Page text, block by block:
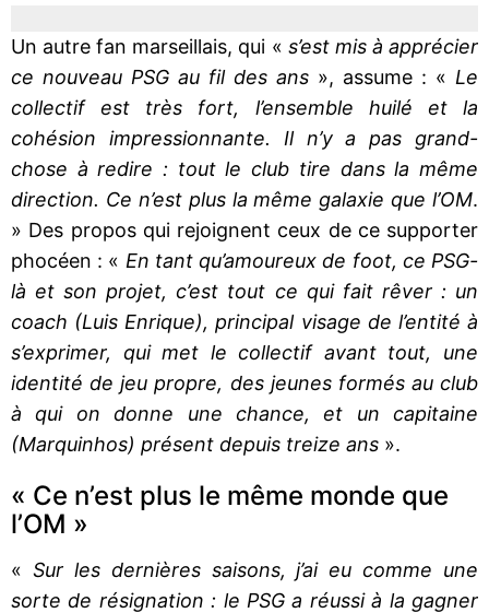
Un autre fan marseillais, qui « s’est mis à apprécier
ce nouveau PSG au fil des ans », assume : « Le
collectif est très fort, l’ensemble huilé et la
cohésion impressionnante. Il n’y a pas grand-
chose à redire : tout le club tire dans la même
direction. Ce n’est plus la même galaxie que l’OM.
» Des propos qui rejoignent ceux de ce supporter
phocéen : « En tant qu’amoureux de foot, ce PSG-
là et son projet, c’est tout ce qui fait rêver : un
coach (Luis Enrique), principal visage de l’entité à
s’exprimer, qui met le collectif avant tout, une
identité de jeu propre, des jeunes formés au club
à qui on donne une chance, et un capitaine
(Marquinhos) présent depuis treize ans ».
« Ce n’est plus le même monde que
l’OM »
« Sur les dernières saisons, j’ai eu comme une
sorte de résignation : le PSG a réussi à la gagner